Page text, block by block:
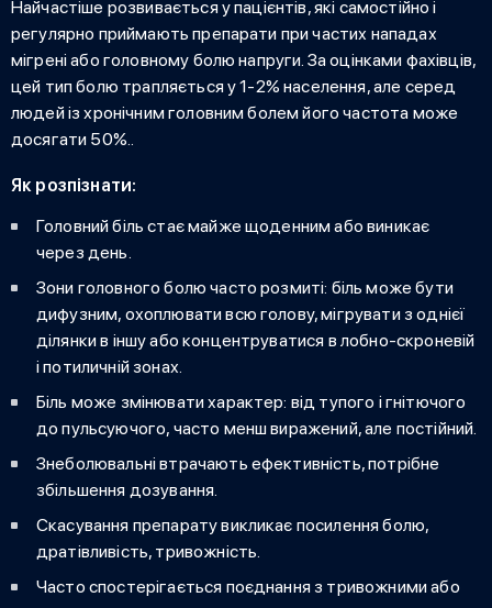
Найчастіше розвивається у пацієнтів, які самостійно і
регулярно приймають препарати при частих нападах
мігрені або головному болю напруги. За оцінками фахівців,
цей тип болю трапляється у 1-2% населення, але серед
людей із хронічним головним болем його частота може
досягати 50%..
Як розпізнати:
Головний біль стає майже щоденним або виникає
через день.
Зони головного болю часто розмиті: біль може бути
дифузним, охоплювати всю голову, мігрувати з однієї
ділянки в іншу або концентруватися в лобно-скроневій
і потиличній зонах.
Біль може змінювати характер: від тупого і гнітючого
до пульсуючого, часто менш виражений, але постійний.
Знеболювальні втрачають ефективність, потрібне
збільшення дозування.
Скасування препарату викликає посилення болю,
дратівливість, тривожність.
Часто спостерігається поєднання з тривожними або